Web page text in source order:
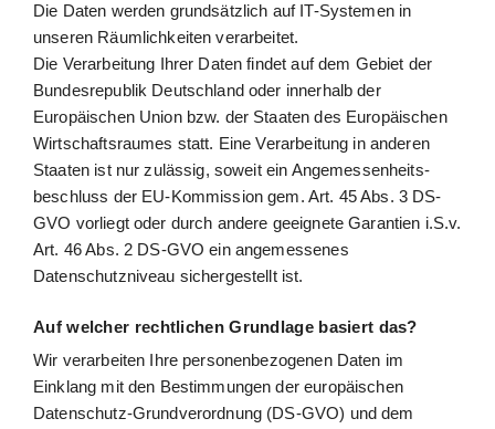
Die Daten werden grundsätzlich auf IT-Systemen in
unseren Räumlichkeiten verarbeitet.
Die Verarbeitung Ihrer Daten findet auf dem Gebiet der
Bundesrepublik Deutschland oder innerhalb der
Europäischen Union bzw. der Staaten des Europäischen
Wirtschaftsraumes statt. Eine Verarbeitung in anderen
Staaten ist nur zulässig, soweit ein Angemessenheits-
beschluss der EU-Kommission gem. Art. 45 Abs. 3 DS-
GVO vorliegt oder durch andere geeignete Garantien i.S.v.
Art. 46 Abs. 2 DS-GVO ein angemessenes
Datenschutzniveau sichergestellt ist.
Auf welcher rechtlichen Grundlage basiert das?
Wir verarbeiten Ihre personenbezogenen Daten im
Einklang mit den Bestimmungen der europäischen
Datenschutz-Grundverordnung (DS-GVO) und dem